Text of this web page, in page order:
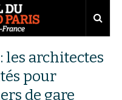
les architectes
pour
de gare